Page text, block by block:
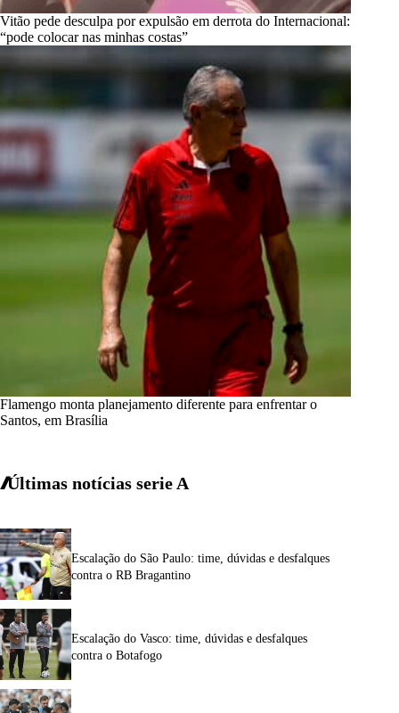
Vitão pede desculpa por expulsão em derrota do Internacional:
“pode colocar nas minhas costas”
Flamengo monta planejamento diferente para enfrentar o
Santos, em Brasília
Últimas notícias serie A
Escalação do São Paulo: time, dúvidas e desfalques
contra o RB Bragantino
Escalação do Vasco: time, dúvidas e desfalques
contra o Botafogo